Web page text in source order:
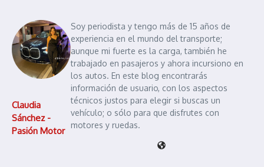
Claudia
Sánchez -
Pasión Motor
Soy periodista y tengo más de 15 años de
experiencia en el mundo del transporte;
aunque mi fuerte es la carga, también he
trabajado en pasajeros y ahora incursiono en
los autos. En este blog encontrarás
información de usuario, con los aspectos
técnicos justos para elegir si buscas un
vehículo; o sólo para que disfrutes con
motores y ruedas.